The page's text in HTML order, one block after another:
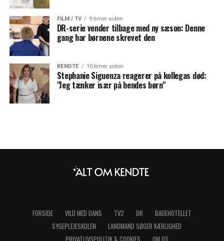
FILM / TV 9 timer siden
DR-serie vender tilbage med ny sæson: Denne
gang har børnene skrevet den
KENDTE 10 timer siden
Stephanie Siguenza reagerer på kollegas død:
"Jeg tænker især på hendes børn"
FORSIDE VILD MED DANS TV2 DR
BADEHOTELLET
SYGEPLEJESKOLEN
LANDMAND SØGER KÆRLIGHED